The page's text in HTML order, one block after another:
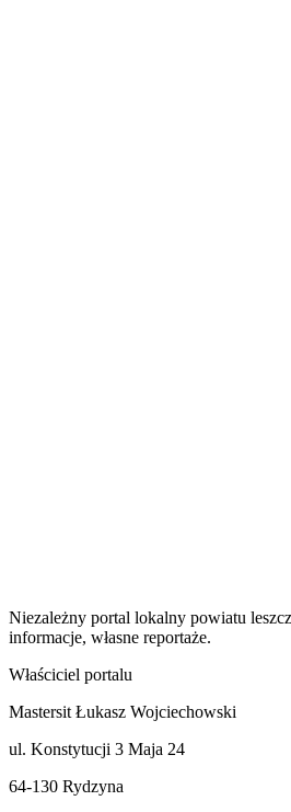
Niezależny portal lokalny powiatu
informacje, własne reportaże.
Właściciel portalu
Mastersit Łukasz Wojciechowski
ul. Konstytucji 3 Maja 24
64-130 Rydzyna